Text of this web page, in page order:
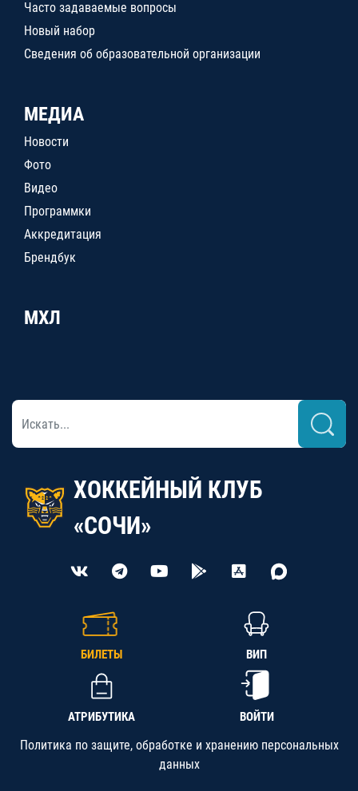
Часто задаваемые вопросы
Новый набор
Сведения об образовательной организации
МЕДИА
Новости
Фото
Видео
Программки
Аккредитация
Брендбук
МХЛ
ХОККЕЙНЫЙ КЛУБ
«СОЧИ»
БИЛЕТЫ ВИП
АТРИБУТИКА ВОЙТИ
Политика по защите, обработке и хранению персональных
данных